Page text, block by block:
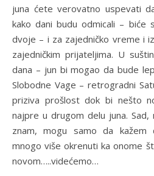
juna ćete verovatno uspevati
kako dani budu odmicali –
dvoje – i za zajedničko vreme i
zajedničkim prijateljima. U
dana – jun bi mogao da bude
Slobodne Vage – retrogradni
priziva prošlost dok bi nešto
najpre u drugom delu juna.
znam, mogu samo da kažem
mnogo više okrenuti ka onome
novom…..videćemo…